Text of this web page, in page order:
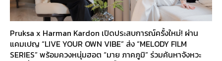
Pruksa x Harman Kardon เปิดประสบการณ์ครั้งใหม่! ผ่าน
แคมเปญ “LIVE YOUR OWN VIBE” ส่ง “MELODY FILM
SERIES” พร้อมควงหนุ่มฮอต “มาย ภาคภูมิ” ร่วมค้นหาจังหวะ